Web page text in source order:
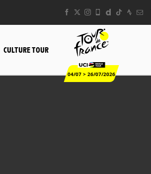
CULTURE TOUR
04/07 > 26/07/2026